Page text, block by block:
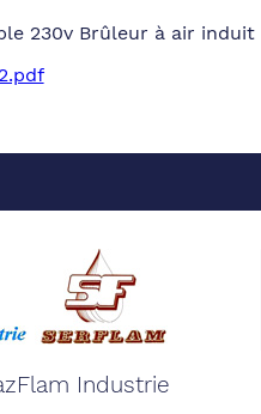
230v Brûleur à air induit
Industrie